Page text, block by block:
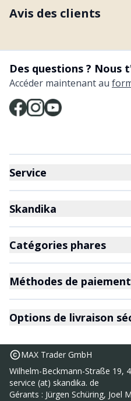
Avis des clients
Sac de couchage pour
Des questions ? Nous
Accéder maintenant au
Service
Skandika
Catégories phares
Méthodes de
Options de livraison
MAX Trader GmbH
Wilhelm-Beckmann-Straße 19,
service (at) skandika. de
Gérants : Jürgen Schüring, Joel